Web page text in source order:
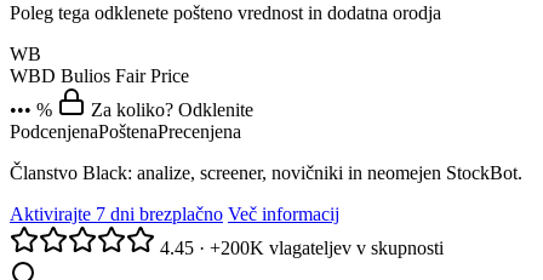
Poleg tega odklenete pošteno vrednost in dodatna orodja
WB
WBD Bulios Fair Price
••• %
Za koliko? Odklenite
PodcenjenaPoštenaPrecenjena
Članstvo Black: analize, screener, novičniki in neomejen StockBot.
Aktivirajte 7 dni brezplačno Več informacij
4.45 · +200K vlagateljev v skupnosti